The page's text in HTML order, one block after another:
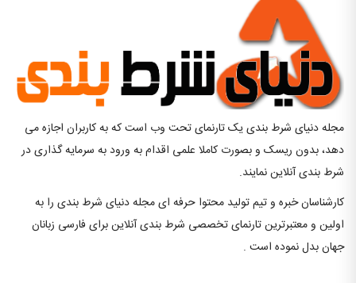
مجله دنیای شرط بندی یک تارنمای تحت وب است که به کاربران اجازه می
دهد، بدون ریسک و بصورت کاملا علمی اقدام به ورود به سرمایه گذاری در
شرط بندی آنلاین نمایند.
کارشناسان خبره و تیم تولید محتوا حرفه ای مجله دنیای شرط بندی را به
اولین و معتبرترین تارنمای تخصصی شرط بندی آنلاین برای فارسی زبانان
جهان بدل نموده است .